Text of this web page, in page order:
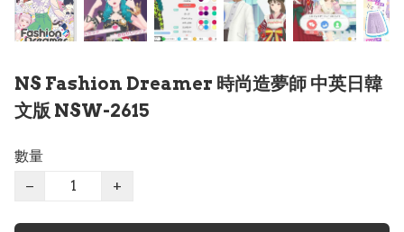
NS Fashion Dreamer 時尚造夢師 中英日韓
文版 NSW-2615
數量
−
+